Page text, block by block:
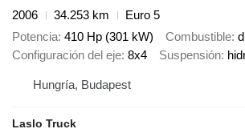
2006
34.253 km
Euro 5
Potencia 410 Hp (301 kW) Combustible
Configuración del eje 8x4 Suspensión
Hungría, Budapest
Laslo Truck